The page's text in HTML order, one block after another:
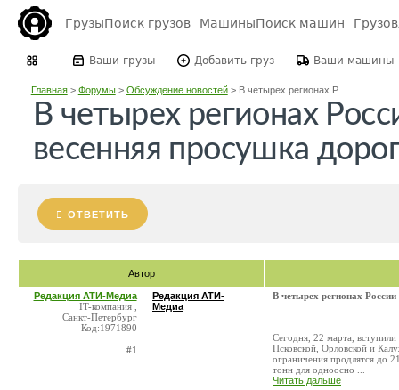
ГрузыПоиск грузов МашиныПоиск машин
Ваши грузы Добавить груз Ваши машины
Главная> Форумы> Обсуждение новостей> В четырех регионах Р...
В четырех регионах
весенняя просушка
ОТВЕТИТЬ
Автор
Редакция АТИ-Медиа
IT-компания ,
Санкт-Петербург
Код:1971890
#1
Редакция АТИ-
Медиа
В четырех регионах
Сегодня, 22 марта,
Псковской, Орловской и
ограничения продлятся до
тонн для одноосно ...
Читать дальше